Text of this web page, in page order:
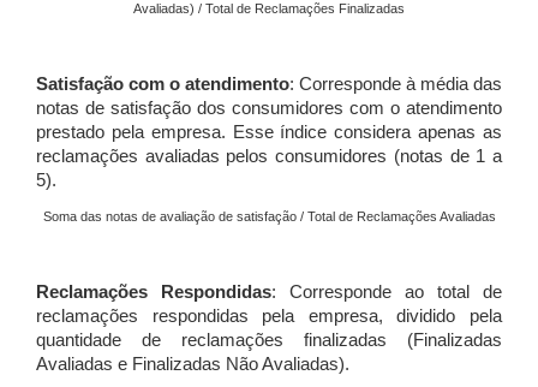
Avaliadas) / Total de Reclamações Finalizadas
Satisfação com o atendimento: Corresponde à média das
notas de satisfação dos consumidores com o atendimento
prestado pela empresa. Esse índice considera apenas as
reclamações avaliadas pelos consumidores (notas de 1 a
5).
Soma das notas de avaliação de satisfação / Total de Reclamações Avaliadas
Reclamações Respondidas: Corresponde ao total de
reclamações respondidas pela empresa, dividido pela
quantidade de reclamações finalizadas (Finalizadas
Avaliadas e Finalizadas Não Avaliadas).